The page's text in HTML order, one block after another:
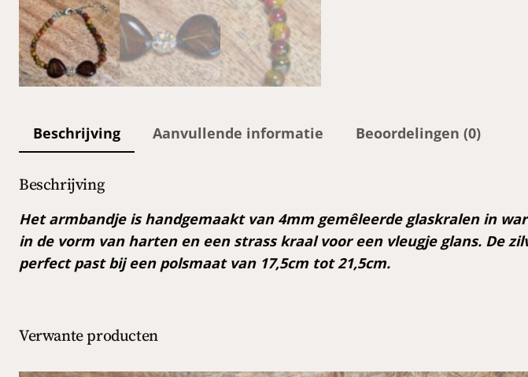
d
a
Beschrijving Aanvullende informatie Beoordelingen (0)
Beschrijving
Het armbandje is handgemaakt van 4mm gemêleerde glaskralen in
in de vorm van harten en een strass kraal voor een vleugje glans. De
perfect past bij een polsmaat van 17,5cm tot 21,5cm.
Verwante producten